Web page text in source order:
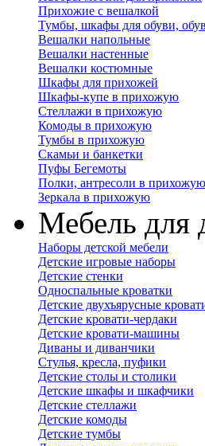
Прихожие с вешалкой
Тумбы, шкафы для обуви,
Вешалки напольные
Вешалки настенные
Вешалки костюмные
Шкафы для прихожей
Шкафы-купе в прихожую
Стеллажи в прихожую
Комоды в прихожую
Тумбы в прихожую
Скамьи и банкетки
Пуфы Бегемоты
Полки, антресоли в прихожую
Зеркала в прихожую
Мебель для
Наборы детской мебели
Детские игровые наборы
Детские стенки
Односпальные кроватки
Детские двухъярусные
Детские кровати-чердаки
Детские кровати-машины
Диваны и диванчики
Стулья, кресла, пуфики
Детские столы и столики
Детские шкафы и шкафчики
Детские стеллажи
Детские комоды
Детские тумбы